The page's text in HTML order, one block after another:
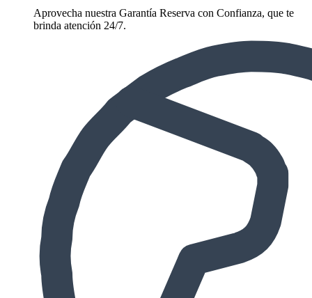
Aprovecha nuestra Garantía Reserva con Confianza, que te
brinda atención 24/7.